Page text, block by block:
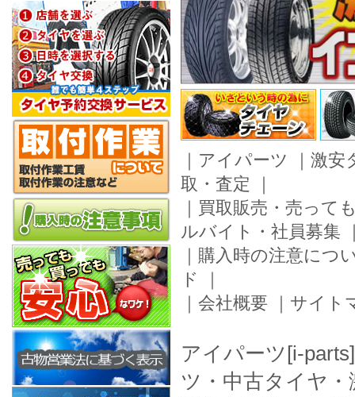
｜ アイパーツ ｜ 激安
取・査定 ｜
｜ 買取販売・売って
ルバイト・社員募集
｜ 購入時の注意につ
ド
｜
｜ 会社概要 ｜ サイト
アイパーツ[i-
ツ・中古タイヤ